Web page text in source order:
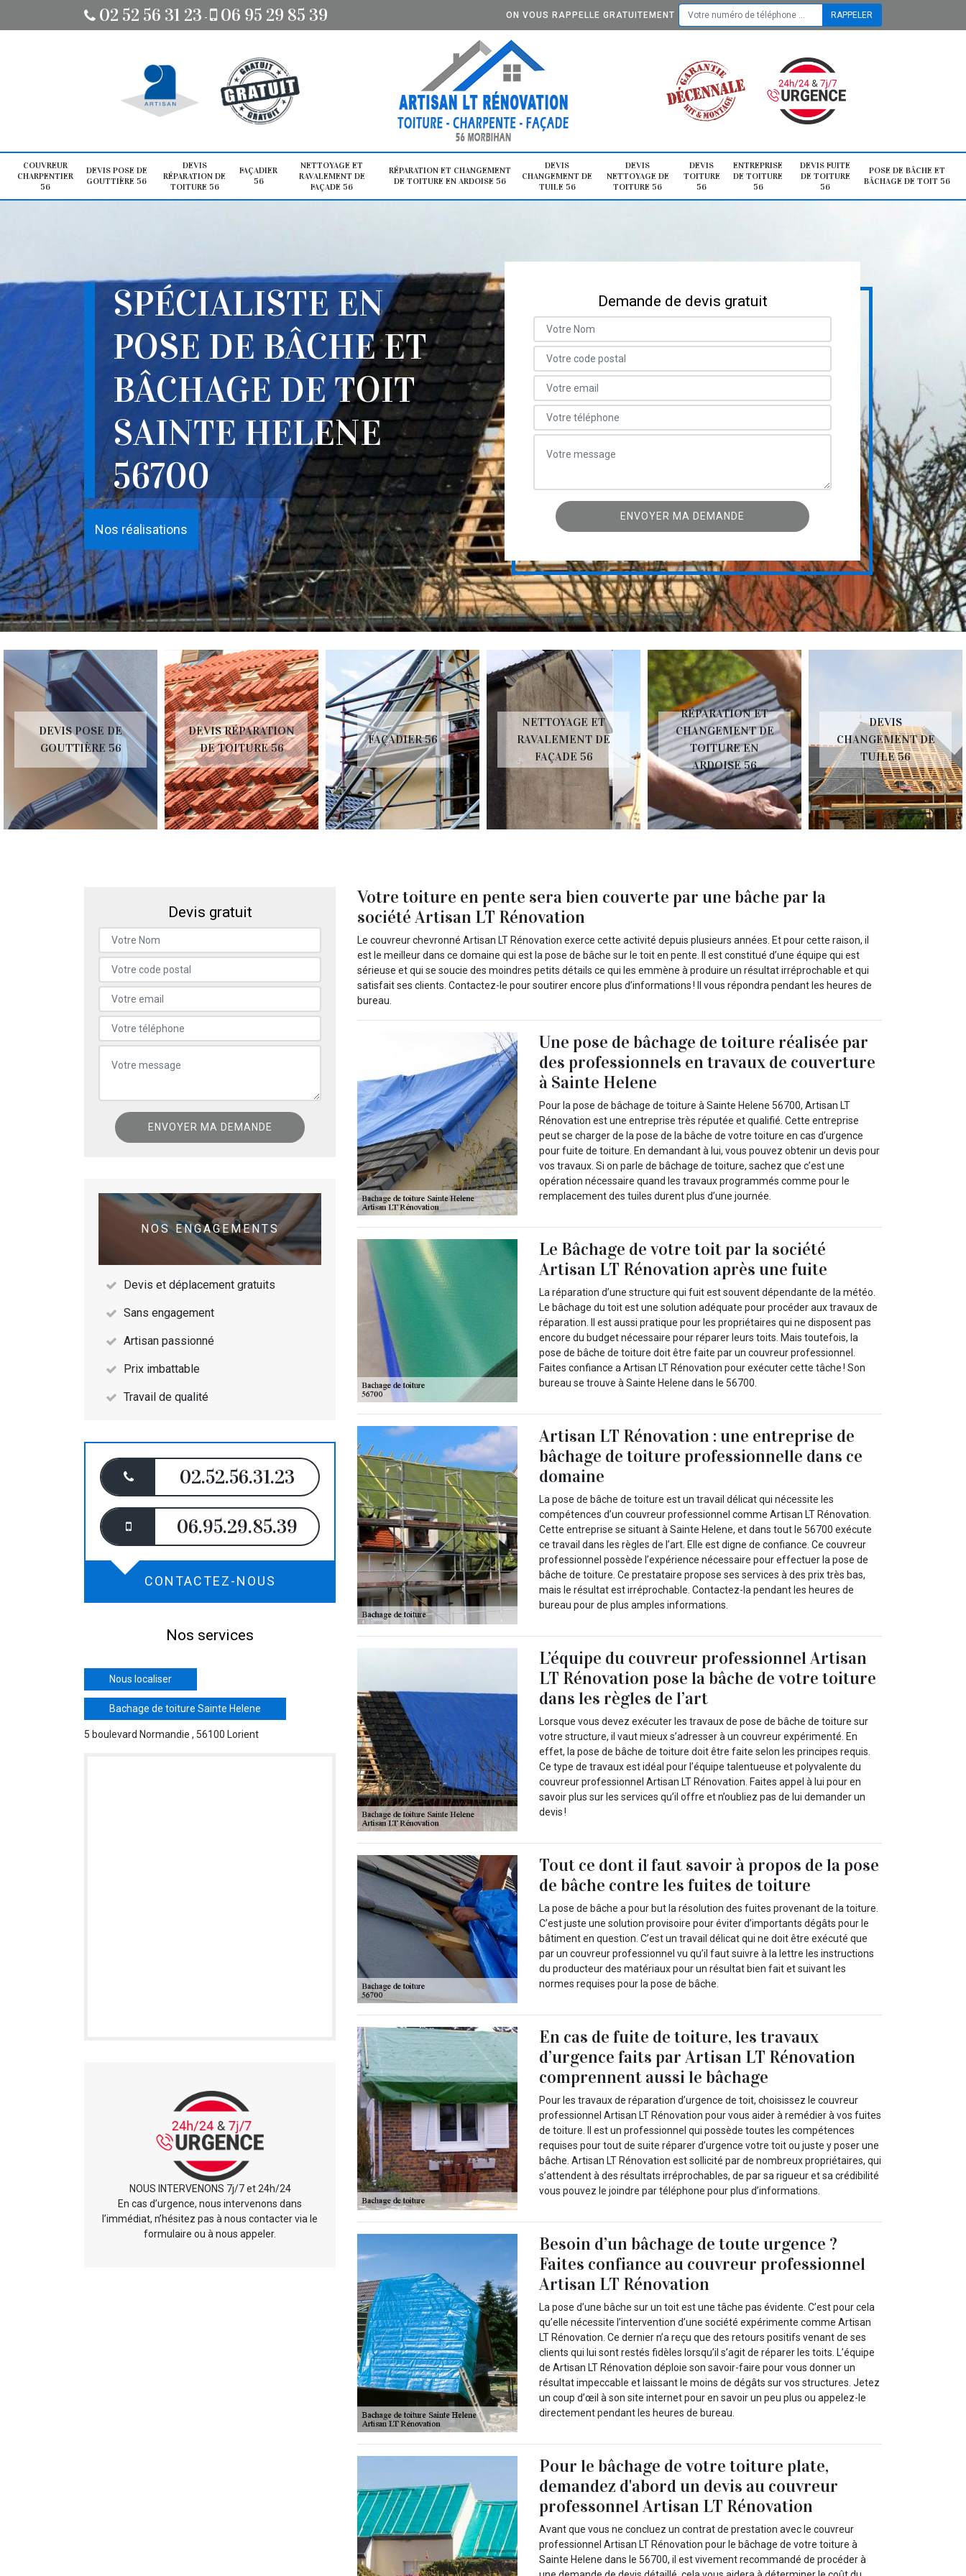
02 52 56 31 23 - 06 95 29 85 39 ON VOUS RAPPELLE GRATUITEMENT
COUVREUR
CHARPENTIER
56
DEVIS POSE DE
GOUTTIÈRE 56
DEVIS
RÉPARATION DE
TOITURE 56
FAÇADIER
56
NETTOYAGE ET
RAVALEMENT DE
FAÇADE 56
RÉPARATION ET CHANGEMENT
DE TOITURE EN ARDOISE 56
DEVIS
CHANGEMENT DE
TUILE 56
DEVIS
NETTOYAGE DE
TOITURE 56
DEVIS
TOITURE
56
ENTREPRISE
DE TOITURE
56
DEVIS FUITE
DE TOITURE
56
POSE DE BÂCHE ET
BÂCHAGE DE TOIT 56
SPÉCIALISTE EN
POSE DE BÂCHE ET
BÂCHAGE DE TOIT
SAINTE HELENE
56700
Nos réalisations
Demande de devis gratuit
DEVIS POSE DE
GOUTTIÈRE 56
DEVIS RÉPARATION
DE TOITURE 56
FAÇADIER 56
NETTOYAGE ET
RAVALEMENT DE
FAÇADE 56
RÉPARATION ET
CHANGEMENT DE
TOITURE EN
ARDOISE 56
DEVIS
CHANGEMENT DE
TUILE 56
Devis gratuit
NOS ENGAGEMENTS
Devis et déplacement gratuits
Sans engagement
Artisan passionné
Prix imbattable
Travail de qualité
02.52.56.31.23
06.95.29.85.39
CONTACTEZ-NOUS
Nos services
Nous localiser
Bachage de toiture Sainte Helene
5 boulevard Normandie , 56100 Lorient
NOUS INTERVENONS 7j/7 et 24h/24
En cas d’urgence, nous intervenons dans
l’immédiat, n’hésitez pas à nous contacter via le
formulaire ou à nous appeler.
Votre toiture en pente sera bien couverte par une bâche par la
société Artisan LT Rénovation
Le couvreur chevronné Artisan LT Rénovation exerce cette activité depuis plusieurs années. Et pour cette raison, il
est le meilleur dans ce domaine qui est la pose de bâche sur le toit en pente. Il est constitué d’une équipe qui est
sérieuse et qui se soucie des moindres petits détails ce qui les emmène à produire un résultat irréprochable et qui
satisfait ses clients. Contactez-le pour soutirer encore plus d’informations ! Il vous répondra pendant les heures de
bureau.
Une pose de bâchage de toiture réalisée par
des professionnels en travaux de couverture
à Sainte Helene
Pour la pose de bâchage de toiture à Sainte Helene 56700, Artisan LT
Rénovation est une entreprise très réputée et qualifié. Cette entreprise
peut se charger de la pose de la bâche de votre toiture en cas d’urgence
pour fuite de toiture. En demandant à lui, vous pouvez obtenir un devis pour
vos travaux. Si on parle de bâchage de toiture, sachez que c’est une
opération nécessaire quand les travaux programmés comme pour le
remplacement des tuiles durent plus d’une journée.
Le Bâchage de votre toit par la société
Artisan LT Rénovation après une fuite
La réparation d’une structure qui fuit est souvent dépendante de la météo.
Le bâchage du toit est une solution adéquate pour procéder aux travaux de
réparation. Il est aussi pratique pour les propriétaires qui ne disposent pas
encore du budget nécessaire pour réparer leurs toits. Mais toutefois, la
pose de bâche de toiture doit être faite par un couvreur professionnel.
Faites confiance a Artisan LT Rénovation pour exécuter cette tâche ! Son
bureau se trouve à Sainte Helene dans le 56700.
Artisan LT Rénovation : une entreprise de
bâchage de toiture professionnelle dans ce
domaine
La pose de bâche de toiture est un travail délicat qui nécessite les
compétences d’un couvreur professionnel comme Artisan LT Rénovation.
Cette entreprise se situant à Sainte Helene, et dans tout le 56700 exécute
ce travail dans les règles de l’art. Elle est digne de confiance. Ce couvreur
professionnel possède l’expérience nécessaire pour effectuer la pose de
bâche de toiture. Ce prestataire propose ses services à des prix très bas,
mais le résultat est irréprochable. Contactez-la pendant les heures de
bureau pour de plus amples informations.
L’équipe du couvreur professionnel Artisan
LT Rénovation pose la bâche de votre toiture
dans les règles de l’art
Lorsque vous devez exécuter les travaux de pose de bâche de toiture sur
votre structure, il vaut mieux s’adresser à un couvreur expérimenté. En
effet, la pose de bâche de toiture doit être faite selon les principes requis.
Ce type de travaux est idéal pour l’équipe talentueuse et polyvalente du
couvreur professionnel Artisan LT Rénovation. Faites appel à lui pour en
savoir plus sur les services qu’il offre et n’oubliez pas de lui demander un
devis !
Tout ce dont il faut savoir à propos de la pose
de bâche contre les fuites de toiture
La pose de bâche a pour but la résolution des fuites provenant de la toiture.
C’est juste une solution provisoire pour éviter d’importants dégâts pour le
bâtiment en question. C’est un travail délicat qui ne doit être exécuté que
par un couvreur professionnel vu qu’il faut suivre à la lettre les instructions
du producteur des matériaux pour un résultat bien fait et suivant les
normes requises pour la pose de bâche.
En cas de fuite de toiture, les travaux
d’urgence faits par Artisan LT Rénovation
comprennent aussi le bâchage
Pour les travaux de réparation d’urgence de toit, choisissez le couvreur
professionnel Artisan LT Rénovation pour vous aider à remédier à vos fuites
de toiture. Il est un professionnel qui possède toutes les compétences
requises pour tout de suite réparer d’urgence votre toit ou juste y poser une
bâche. Artisan LT Rénovation est sollicité par de nombreux propriétaires, qui
s’attendent à des résultats irréprochables, de par sa rigueur et sa crédibilité
vous pouvez le joindre par téléphone pour plus d’informations.
Besoin d’un bâchage de toute urgence ?
Faites confiance au couvreur professionnel
Artisan LT Rénovation
La pose d’une bâche sur un toit est une tâche pas évidente. C’est pour cela
qu’elle nécessite l’intervention d’une société expérimente comme Artisan
LT Rénovation. Ce dernier n’a reçu que des retours positifs venant de ses
clients qui lui sont restés fidèles lorsqu’il s’agit de réparer les toits. L’équipe
de Artisan LT Rénovation déploie son savoir-faire pour vous donner un
résultat impeccable et laissant le moins de dégâts sur vos structures. Jetez
un coup d’œil à son site internet pour en savoir un peu plus ou appelez-le
directement pendant les heures de bureau.
Pour le bâchage de votre toiture plate,
demandez d'abord un devis au couvreur
professonnel Artisan LT Rénovation
Avant que vous ne concluez un contrat de prestation avec le couvreur
professionnel Artisan LT Rénovation pour le bâchage de votre toiture à
Sainte Helene dans le 56700, il est vivement recommandé de procéder à